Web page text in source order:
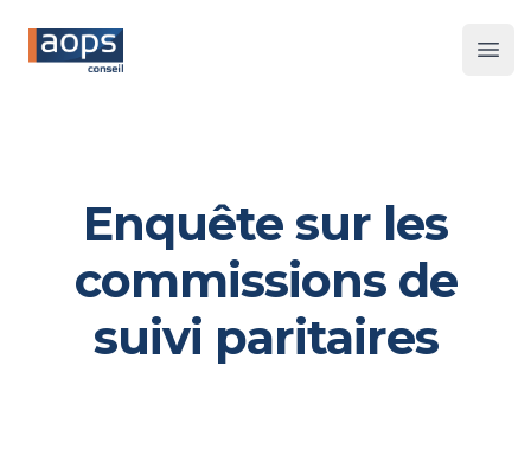
Les
Enquête sur les
commissions de
suivi paritaires